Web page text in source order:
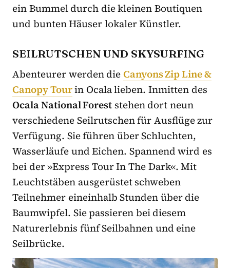
ein Bummel durch die kleinen Boutiquen
und bunten Häuser lokaler Künstler.
SEILRUTSCHEN UND SKYSURFING
Abenteurer werden dieCanyons Zip Line &
Canopy Tourin Ocala lieben. Inmitten des
Ocala National Forest stehen dort neun
verschiedene Seilrutschen für Ausflüge zur
Verfügung. Sie führen über Schluchten,
Wasserläufe und Eichen. Spannend wird es
bei der »Express Tour In The Dark«. Mit
Leuchtstäben ausgerüstet schweben
Teilnehmer eineinhalb Stunden über die
Baumwipfel. Sie passieren bei diesem
Naturerlebnis fünf Seilbahnen und eine
Seilbrücke.